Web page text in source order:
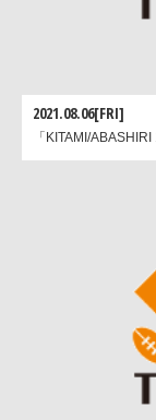
2021.08.06[FRI]
「KITAMI/